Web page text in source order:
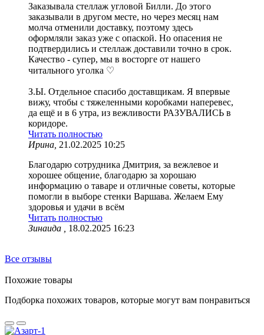
Заказывала стеллаж угловой Билли. До этого
заказывали в другом месте, но через месяц нам
молча отменили доставку, поэтому здесь
оформляли заказ уже с опаской. Но опасения не
подтвердились и стеллаж доставили точно в срок.
Качество - супер, мы в восторге от нашего
читального уголка ♡
З.Ы. Отдельное спасибо доставщикам. Я впервые
вижу, чтобы с тяжеленными коробками наперевес,
да ещё и в 6 утра, из вежливости РАЗУВАЛИСЬ в
коридоре.
Читать полностью
Ирина, 21.02.2025 10:25
Благодарю сотрудника Дмитрия, за вежлевое и
хорошее общение, благодарю за хорошаю
информацию о таваре и отличные советы, которые
помогли в выборе стенки Варшава. Желаем Ему
здоровья и удачи в всём
Читать полностью
Зинаида ,
18.02.2025 16:23
Все отзывы
Похожие товары
Подборка похожих товаров, которые могут вам понравиться